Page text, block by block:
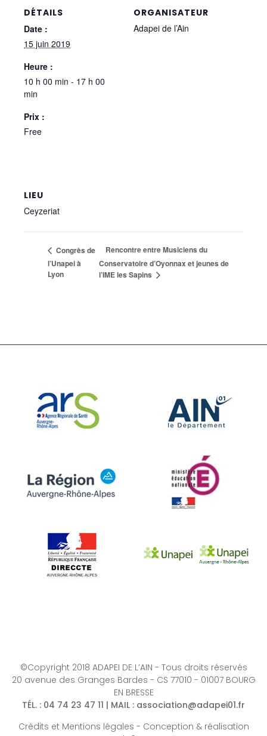
DÉTAILS
Date :
15 juin 2019
Heure :
10 h 00 min - 17 h 00
min
Prix :
Free
ORGANISATEUR
Adapei de l’Ain
LIEU
Ceyzeriat
Congrès de
l’Unapei à
Lyon
Rencontre entre Musiciens du
Conservatoire d’Oyonnax et jeunes de
l’IME les Sapins
©Copyright 2018 ADAPEI DE L’AIN - Tous droits réservés
20 avenue des Granges Bardes - CS 77010 - 01007 BOURG
EN BRESSE
TÉL. : 04 74 23 47 11 | MAIL : association@adapei01.fr
Crédits et Mentions légales - Conception & réalisation